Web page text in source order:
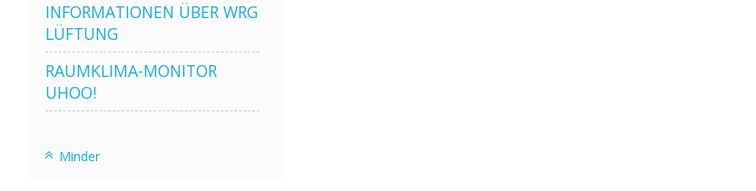
INFORMATIONEN ÜBER WRG
LÜFTUNG
RAUMKLIMA-MONITOR
UHOO!
Minder